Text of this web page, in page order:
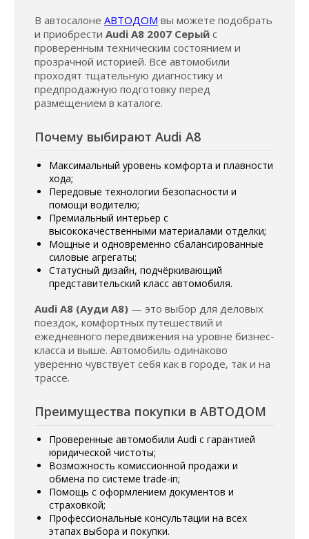
В автосалоне АВТОДОМ вы можете подобрать
и приобрести Audi A8 2007 Серый с
проверенным техническим состоянием и
прозрачной историей. Все автомобили
проходят тщательную диагностику и
предпродажную подготовку перед
размещением в каталоге.
Почему выбирают Audi A8
Максимальный уровень комфорта и плавности
хода;
Передовые технологии безопасности и
помощи водителю;
Премиальный интерьер с
высококачественными материалами отделки;
Мощные и одновременно сбалансированные
силовые агрегаты;
Статусный дизайн, подчёркивающий
представительский класс автомобиля.
Audi A8 (Ауди А8) — это выбор для деловых
поездок, комфортных путешествий и
ежедневного передвижения на уровне бизнес-
класса и выше. Автомобиль одинаково
уверенно чувствует себя как в городе, так и на
трассе.
Преимущества покупки в АВТОДОМ
Проверенные автомобили Audi с гарантией
юридической чистоты;
Возможность комиссионной продажи и
обмена по системе trade-in;
Помощь с оформлением документов и
страховкой;
Профессиональные консультации на всех
этапах выбора и покупки.